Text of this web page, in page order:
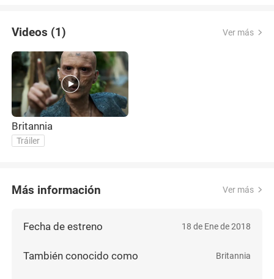
Videos (1) Ver más
Britannia
Tráiler
Más información Ver más
Fecha de estreno 18 de Ene de 2018
También conocido como Britannia